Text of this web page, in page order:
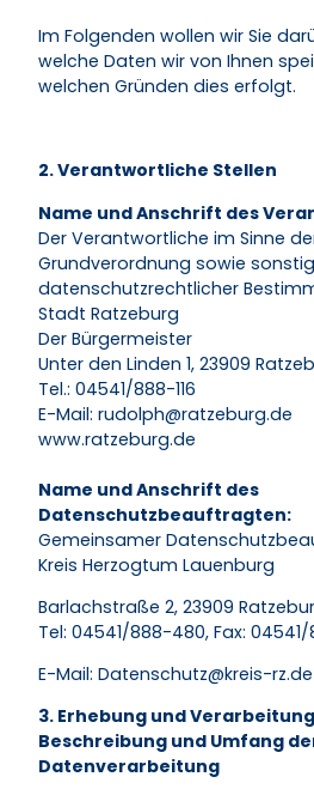
Im Folgenden wollen wir Sie
welche Daten wir von Ihnen
welchen Gründen dies erfolgt.
2. Verantwortliche Stellen
Name und Anschrift des
Der Verantwortliche im Sinne
Grundverordnung sowie
datenschutzrechtlicher
Stadt Ratzeburg
Der Bürgermeister
Unter den Linden 1, 23909
Tel.: 04541/888-116
E-Mail: rudolph@ratzeburg.de
www.ratzeburg.de
Name und Anschrift des
Datenschutzbeauftragten:
Gemeinsamer
Kreis Herzogtum Lauenburg
Barlachstraße 2, 23909
Tel: 04541/888-480, Fax: 04541/
E-Mail: Datenschutz@kreis-rz.de
3. Erhebung und
Beschreibung und Umfang
Datenverarbeitung